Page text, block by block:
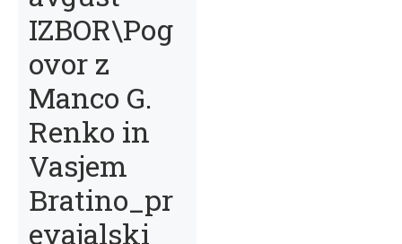
IZBOR\Pog
ovor z
Manco G.
Renko in
Vasjem
Bratino_pr
evajalski